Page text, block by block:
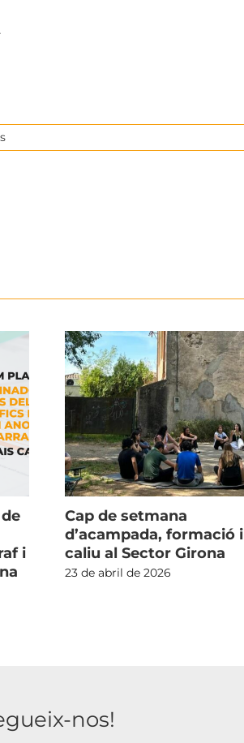
i
Cap de setmana
d’acampada, formació i
caliu al Sector Girona
23 de abril de 2026
nos!